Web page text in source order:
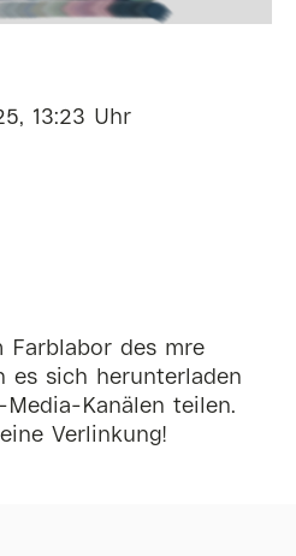
13:23 Uhr
Farblabor des mre
es sich herunterladen
Kanälen teilen.
Verlinkung!